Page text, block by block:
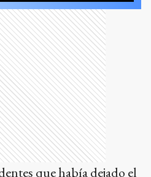
que había dejado el